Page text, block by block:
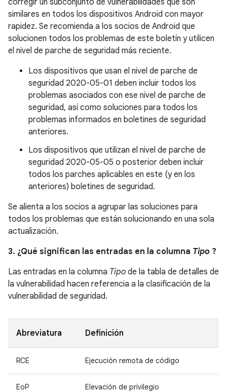
corregir un subconjunto de vulnerabilidades que son
similares en todos los dispositivos Android con mayor
rapidez. Se recomienda a los socios de Android que
solucionen todos los problemas de este boletín y utilicen
el nivel de parche de seguridad más reciente.
Los dispositivos que usan el nivel de parche de
seguridad 2020-05-01 deben incluir todos los
problemas asociados con ese nivel de parche de
seguridad, así como soluciones para todos los
problemas informados en boletines de seguridad
anteriores.
Los dispositivos que utilizan el nivel de parche de
seguridad 2020-05-05 o posterior deben incluir
todos los parches aplicables en este (y en los
anteriores) boletines de seguridad.
Se alienta a los socios a agrupar las soluciones para
todos los problemas que están solucionando en una sola
actualización.
3. ¿Qué significan las entradas en la columna Tipo ?
Las entradas en la columna Tipo de la tabla de detalles de
la vulnerabilidad hacen referencia a la clasificación de la
vulnerabilidad de seguridad.
Abreviatura Definición
RCE Ejecución remota de código
EoP Elevación de privilegio